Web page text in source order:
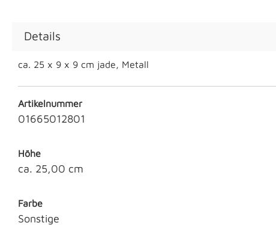
Details
ca. 25 x 9 x 9 cm jade, Metall
Artikelnummer
01665012801
Höhe
ca. 25,00 cm
Farbe
Sonstige